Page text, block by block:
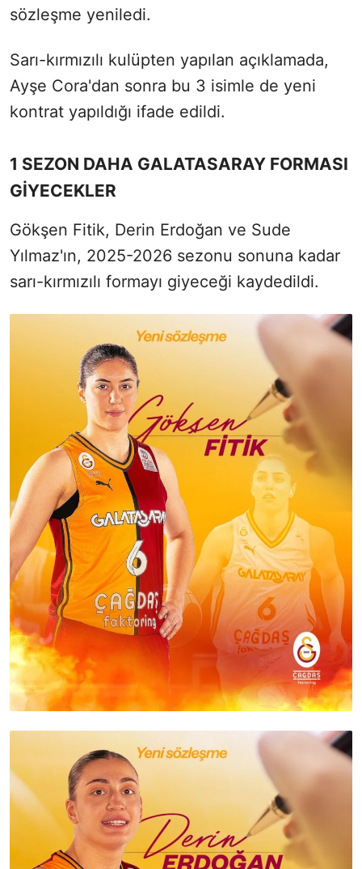
sözleşme yeniledi.
Sarı-kırmızılı kulüpten yapılan açıklamada,
Ayşe Cora'dan sonra bu 3 isimle de yeni
kontrat yapıldığı ifade edildi.
1 SEZON DAHA GALATASARAY FORMASI
GİYECEKLER
Gökşen Fitik, Derin Erdoğan ve Sude
Yılmaz'ın, 2025-2026 sezonu sonuna kadar
sarı-kırmızılı formayı giyeceği kaydedildi.